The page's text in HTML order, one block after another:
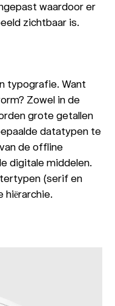
waardoor er
zichtbaar is.
typografie. Want
Zowel in de
grote getallen
datatypen te
de offline
digitale middelen.
(serif en